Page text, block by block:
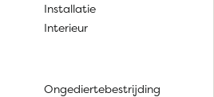
Installatie
Interieur
Ongediertebestrijding